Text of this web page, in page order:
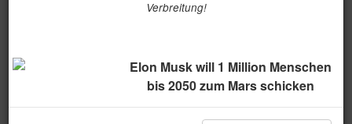
Verbreitung!
Elon Musk will 1 Million Menschen
bis 2050 zum Mars schicken